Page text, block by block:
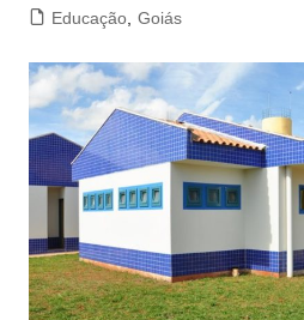
Educação, Goiás